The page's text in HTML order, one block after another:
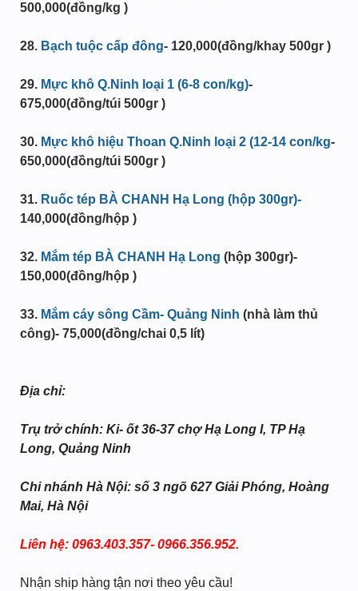
500,000(đồng/kg )
28. Bạch tuộc cấp đông- 120,000(đồng/khay 500gr )
29. Mực khô Q.Ninh loại 1 (6-8 con/kg)-
675,000(đồng/túi 500gr )
30. Mực khô hiệu Thoan Q.Ninh loại 2 (12-14 con/kg-
650,000(đồng/túi 500gr )
31. Ruốc tép BÀ CHANH Hạ Long (hộp 300gr)-
140,000(đồng/hộp )
32. Mắm tép BÀ CHANH Hạ Long (hộp 300gr)-
150,000(đồng/hộp )
33. Mắm cáy sông Cầm- Quảng Ninh (nhà làm thủ
công)- 75,000(đồng/chai 0,5 lít)
Địa chỉ:
Trụ trở chính: Ki- ốt 36-37 chợ Hạ Long I, TP Hạ
Long, Quảng Ninh
Chi nhánh Hà Nội: số 3 ngõ 627 Giải Phóng, Hoàng
Mai, Hà Nội
Liên hệ: 0963.403.357- 0966.356.952.
Nhận ship hàng tận nơi theo yêu cầu!